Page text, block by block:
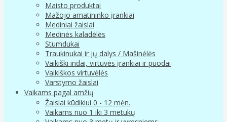
Maisto produktai
Mažojo amatininko įrankiai
Mediniai žaislai
Medinės kaladėlės
Stumdukai
Traukinukai ir jų dalys / Mašinėlės
Vaikiški indai, virtuvės įrankiai ir puodai
Vaikiškos virtuvėlės
Varstymo žaislai
Vaikams pagal amžių
Žaislai kūdikiui 0 - 12 mėn.
Vaikams nuo 1 iki 3 metukų